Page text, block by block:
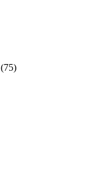
(75)